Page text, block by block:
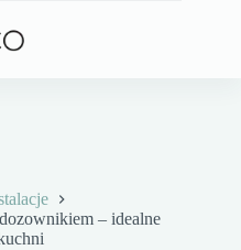
– idealne